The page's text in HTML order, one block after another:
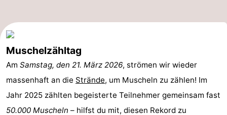
Muschelzähltag
Am Samstag, den 21. März 2026, strömen wir wieder
massenhaft an die Strände, um Muscheln zu zählen! Im
Jahr 2025 zählten begeisterte Teilnehmer gemeinsam fast
50.000 Muscheln – hilfst du mit, diesen Rekord zu